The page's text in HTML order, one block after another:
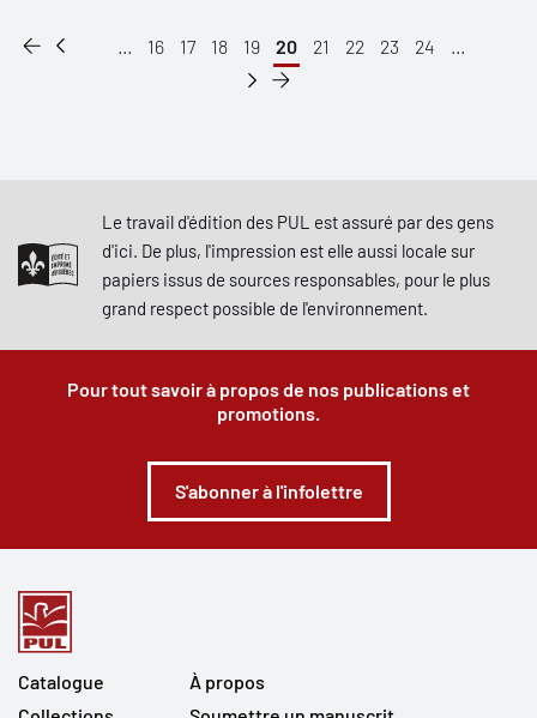
... 16 17 18 19 20 21 22 23 24 ...
Le travail d'édition des PUL est assuré par des gens
d'ici. De plus, l'impression est elle aussi locale sur
papiers issus de sources responsables, pour le plus
grand respect possible de l'environnement.
Pour tout savoir à propos de nos publications et
promotions.
S'abonner à l'infolettre
Catalogue
À propos